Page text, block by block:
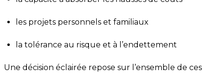
les projets personnels et familiaux
la tolérance au risque et à l’endettement
Une décision éclairée repose sur l’ensemble de ces